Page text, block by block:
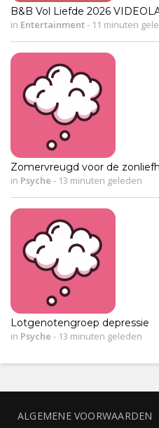
B&B Vol Liefde 2026
in Entertainment- 11 minuten
Zomervreugd voor de
in Psyche - 13 minuten geleden
Lotgenotengroep depressie
in Psyche - 13 minuten geleden
ALGEMENE VOORWAARDEN